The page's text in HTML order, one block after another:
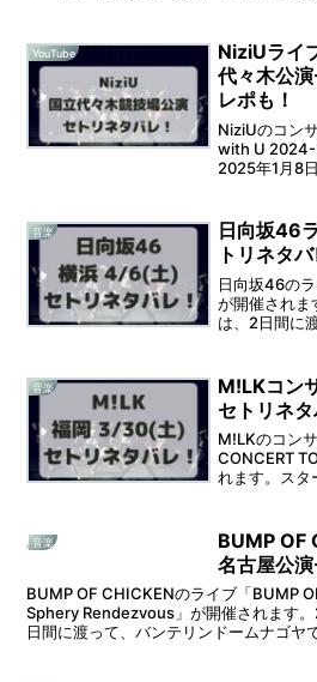
YouTube
NiziUライ
代々木公
レポも！
NiziUのコン
with U 2024-
2025年1月8
が気になり
音楽
日向坂46
トリネタ
日向坂46の
が開催され
は、2日間に
向坂46のラ
のセットリ...
音楽
M!LKコン
セトリネ
M!LKのコン
CONCERT
れます。ス
リストが気
音楽
BUMP OF
名古屋公演
BUMP OF CHICKENのライブ「BUMP
Sphery Rendezvous」が開催されます
日間に渡って、バンテリンドームナゴヤ